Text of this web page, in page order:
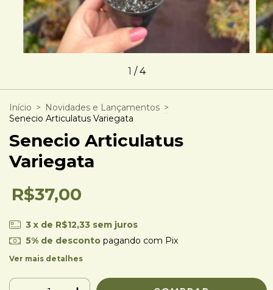
1 /4
Início > Novidades e Lançamentos >
Senecio Articulatus Variegata
Senecio Articulatus
Variegata
R$37,00
3 x de R$12,33 sem juros
5% de descontopagando com Pix
Ver mais detalhes